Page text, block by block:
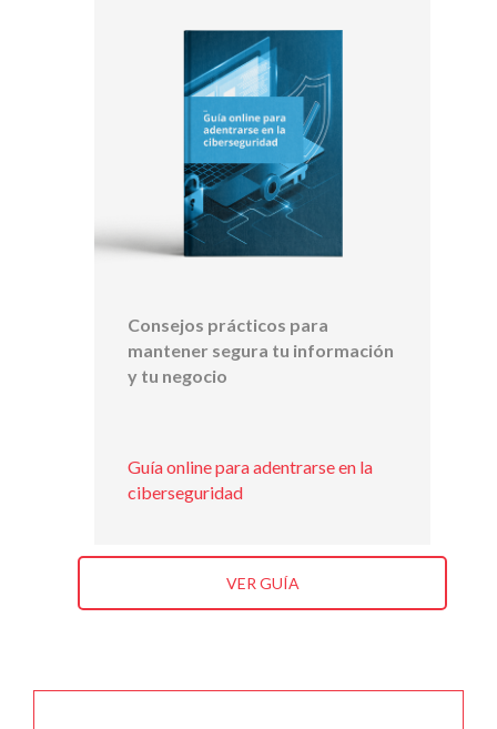
Consejos prácticos para
mantener segura tu información
y tu negocio
Guía online para adentrarse en la
ciberseguridad
VER GUÍA